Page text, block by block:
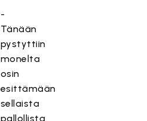
-
Tänään
pystyttiin
monelta
osin
esittämään
sellaista
pallollista